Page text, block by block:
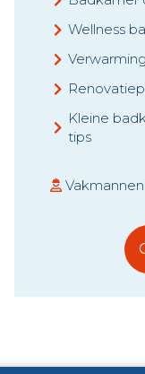
Wellness
Kleine
tips